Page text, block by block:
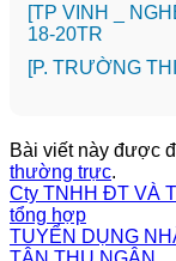
[TP VINH _
18-20TR
️[P. TRƯỜNG
Bài viết này được
thường trực.
Cty TNHH ĐT VÀ
tổng hợp
TUYỂN DỤNG